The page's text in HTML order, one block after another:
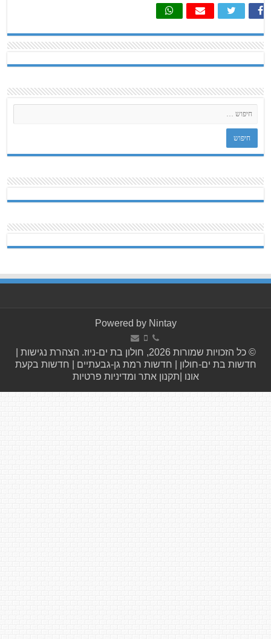
Powered by Nintay
© כל הזכויות שמורות 2026, חולון בת ים-ניוז. הצהרת נגישות
חדשות בת ים-חולון
חדשות רמת גן-גבעתיים
חדשות בקעת
אונו תקנון אתר ומדיניות פרטיות